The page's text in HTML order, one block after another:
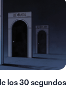
los 30 segundos